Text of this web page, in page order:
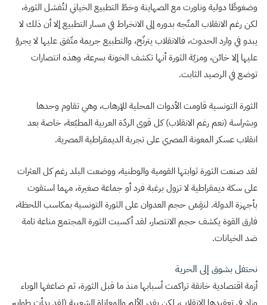
وضغوطًا دولية وناورت مع الصهاينة وخطّ التطبيع الخياني لتُفشل الثورة،
لكن رغم الانقلاب المتّجه بدوره إلى الانخراط في مسار التطبيع إلا أن ذلك لا
يبدو في وارد الحدوث، فالانقلاب يترنّح، والتطبيع جريمة متّفق عليها لا يجرؤ
عليها إلا خائن، ومزيّة الثورة أنها تكشف الخونة بسرعة، وهذه انتصارات
توضع في الرصيد الثابت.
الثورة التونسية قاومت الأدوات المحلية للإرهاب، وهي تقاوم وحدها
وبشراسة (نعم رغم الانقلاب) كل قوى الردّة العربية المطبّعة، خاصة بعد
انقلاب عسكر المعونة المصري على تجربة الديمقراطية المصرية.
لقد صنعت الثورة ثوابتها القومية والوطنية، ووضعت البلد رغم كل العثرات
على سكة ديمقراطية لا تزول برغبة فرد أو جماعة صغيرة، مهما استقوت
بأجهزة الدولة. لنقِسْ حجم العدوان على الثورة التونسية بمكاسب اللحظة،
فارق القوة يكشف حجم الانتصار، لقد أكسبت الثورة المجتمع مناعة تامة
ضد الخيانات.
نحتفل بشوق إلى الحرية
أزمة اقتصادية خانقة تراكمت أسبابها منذ ما قبل الثورة، ثم ضاعفها الوباء